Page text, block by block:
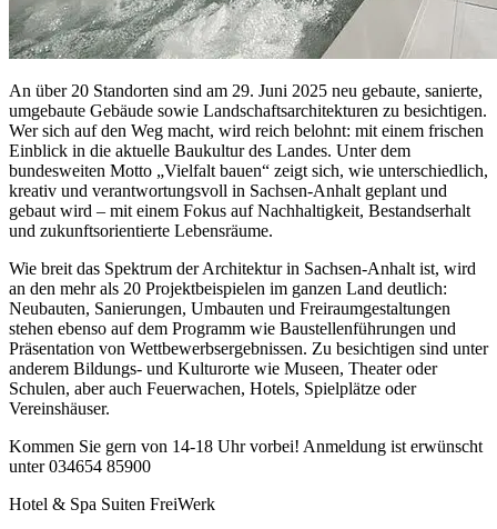
An über 20 Standorten sind am 29. Juni 2025 neu gebaute, sanierte,
umgebaute Gebäude sowie Landschaftsarchitekturen zu besichtigen.
Wer sich auf den Weg macht, wird reich belohnt: mit einem frischen
Einblick in die aktuelle Baukultur des Landes. Unter dem
bundesweiten Motto „Vielfalt bauen“ zeigt sich, wie unterschiedlich,
kreativ und verantwortungsvoll in Sachsen-Anhalt geplant und
gebaut wird – mit einem Fokus auf Nachhaltigkeit, Bestandserhalt
und zukunftsorientierte Lebensräume.
Wie breit das Spektrum der Architektur in Sachsen-Anhalt ist, wird
an den mehr als 20 Projektbeispielen im ganzen Land deutlich:
Neubauten, Sanierungen, Umbauten und Freiraumgestaltungen
stehen ebenso auf dem Programm wie Baustellenführungen und
Präsentation von Wettbewerbsergebnissen. Zu besichtigen sind unter
anderem Bildungs- und Kulturorte wie Museen, Theater oder
Schulen, aber auch Feuerwachen, Hotels, Spielplätze oder
Vereinshäuser.
Kommen Sie gern von 14-18 Uhr vorbei! Anmeldung ist erwünscht
unter 034654 85900
Hotel & Spa Suiten FreiWerk